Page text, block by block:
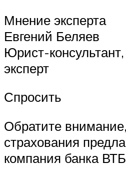
Мнение эксперта
Евгений Беляев
Юрист-
эксперт
Спросить
Обратите
страхования
компания банка